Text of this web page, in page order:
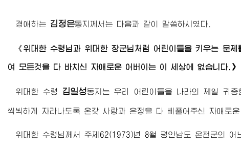
경애하는 김정은동지 께서는 다음과 같이 말씀하시였다.
《위대한 수령님 과 위대한 장군님 처럼 어린이들을 키우는 문
여 모든것을 다 바치신 자애로운 어버이 는 이 세상에 없습니다.》
위대한 수령 김일성동지는 우리 어린이들을 나라의 제일 귀중
씩씩하게 자라나도록 온갖 사랑과 은정을 다 베풀어주신 자애로운
위대한 수령님께서 주체62(1973)년 8월 평안남도 온천군의 어